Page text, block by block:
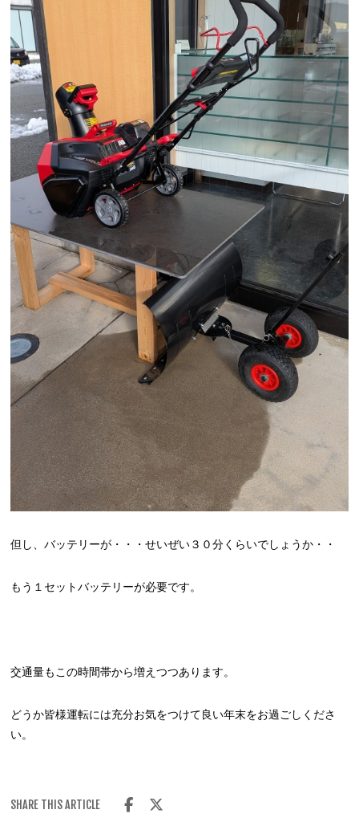
但し、バッテリーが・・・せいぜい３０分くらいでしょうか・・
もう１セットバッテリーが必要です。
交通量もこの時間帯から増えつつあります。
どうか皆様運転には充分お気をつけて良い年末をお過ごしくださ
い。
SHARE THIS ARTICLE